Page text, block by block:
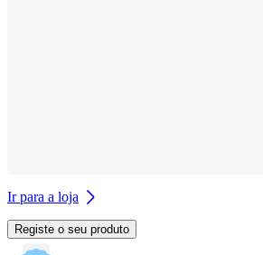
Ir para a loja
Registe o seu produto